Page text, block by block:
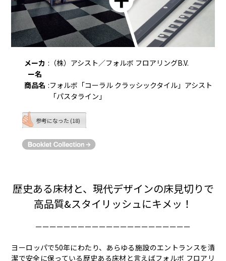
メーカ
ー名
: （株）アシスト／フォルボ フロアリングB.V.
商品名 :フォルボ「コーラル クラッシックタイル」アシスト
「パスタライン」
参考になった (18)
歴史ある床材と、現代デザインの床見切りで
高品質&スタイリッシュにキメッ！
ーーーーーーーーーーーーーーーーーーーーーー
ヨーロッパで50年にわたり、あらゆる施設のエントランスを清
潔で安全に保っている歴史ある床材と言えばフォルボ フロアリ